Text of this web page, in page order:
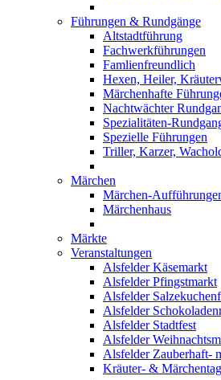
Führungen & Rundgänge
Altstadtführung
Fachwerkführungen
Famlienfreundlich
Hexen, Heiler,
Märchenhafte
Nachtwächter
Spezialitäten-
Spezielle Führungen
Triller, Karzer,
Märchen
Märchen-
Märchenhaus
Märkte
Veranstaltungen
Alsfelder Käsemarkt
Alsfelder Pfingstmarkt
Alsfelder
Alsfelder
Alsfelder Stadtfest
Alsfelder
Alsfelder Zauberhaft-
Kräuter- & Märchentag